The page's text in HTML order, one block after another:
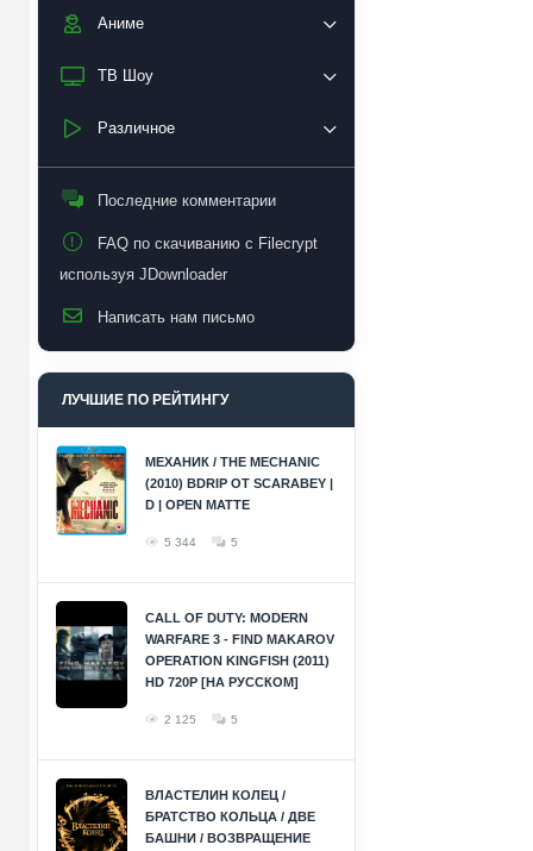
Аниме
ТВ Шоу
Различное
Последние комментарии
FAQ по скачиванию с Filecrypt
используя JDownloader
Написать нам письмо
ЛУЧШИЕ ПО РЕЙТИНГУ
МЕХАНИК / THE MECHANIC
(2010) BDRIP ОТ SCARABEY |
D | OPEN MATTE
5 344 5
CALL OF DUTY: MODERN
WARFARE 3 - FIND MAKAROV
OPERATION KINGFISH (2011)
HD 720P [НА РУССКОМ]
2 125 5
ВЛАСТЕЛИН КОЛЕЦ /
БРАТСТВО КОЛЬЦА / ДВЕ
БАШНИ / ВОЗВРАЩЕНИЕ